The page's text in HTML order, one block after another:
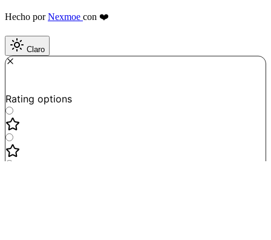
Hecho porNexmoe con ❤️
Claro
Rating options